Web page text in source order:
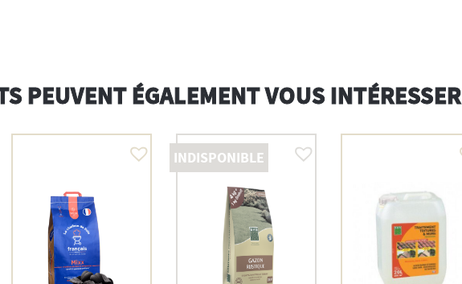
PEUVENT ÉGALEMENT VOUS INTÉRESSER
INDISPONIBLE